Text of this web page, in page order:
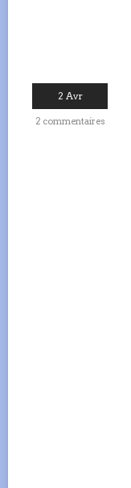
2 Avr
2 commentaires